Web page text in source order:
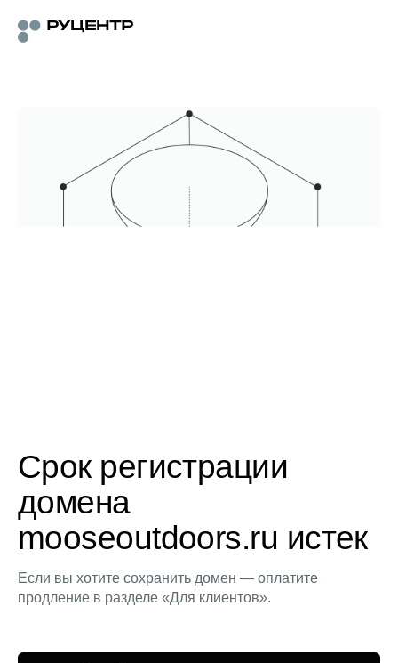
Срок регистрации
домена
mooseoutdoors.ru истек
Если вы хотите сохранить домен — оплатите
продление в разделе «Для клиентов».